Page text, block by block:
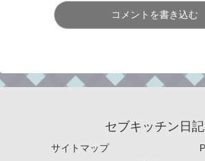
コメントを書き込む
セブキッチン日記
サイトマップ